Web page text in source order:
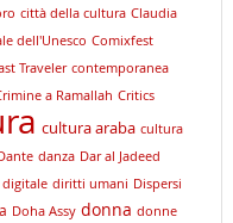
città della cultura Claudia
dell'Unesco Comixfest
Traveler contemporanea
a Ramallah Critics
cultura araba cultura
danza Dar al Jadeed
digitale diritti umani Dispersi
Doha Assy donna donne